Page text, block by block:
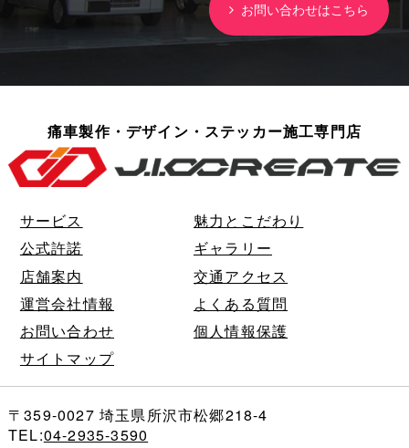
お問い合わせはこちら
痛車製作・デザイン・ステッカー施工専門店
サービス
魅力とこだわり
公式許諾
ギャラリー
店舗案内
交通アクセス
運営会社情報
よくある質問
お問い合わせ
個人情報保護
サイトマップ
〒359-0027 埼玉県所沢市松郷218-4
TEL:04-2935-3590